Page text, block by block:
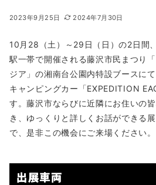
2023年9月25日 2024年7月30日
10月28（土）～29日（日）の2日間
駅一帯で開催される藤沢市民まつり
ジア」の湘南台公園内特設ブースに
キャンピングカー「EXPEDITION
す。藤沢市ならびに近隣にお住いの
き、ゆっくりと詳しくお話ができる
で、是非この機会にご来場ください。
出展車両